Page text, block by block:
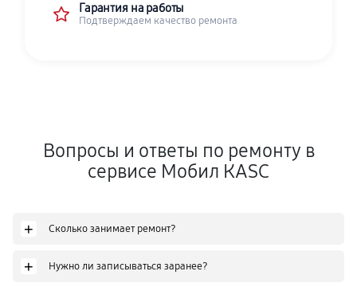
Гарантия на работы
Подтверждаем качество ремонта
Вопросы и ответы по ремонту в
сервисе Мобил КASC
+ Сколько занимает ремонт?
+ Нужно ли записываться заранее?